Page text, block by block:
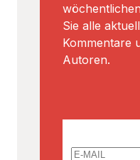
Sie alle
Kommentare
Autoren.